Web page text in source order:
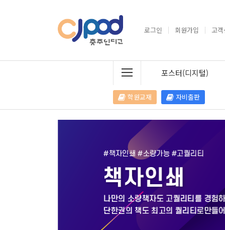
로그인 회원가입 고
포스터(디지털)
학원교재 자비출판